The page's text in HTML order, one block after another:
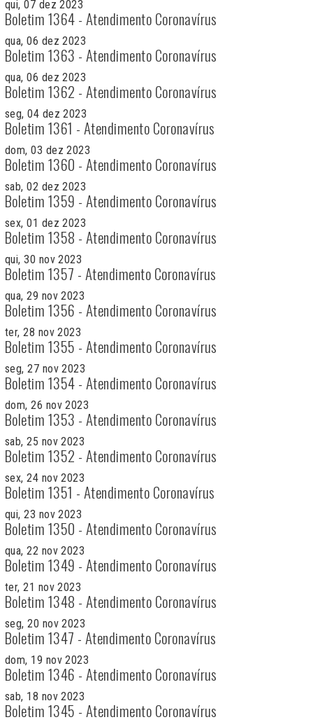
qui, 07 dez 2023
Boletim 1364 - Atendimento Coronavírus
qua, 06 dez 2023
Boletim 1363 - Atendimento Coronavírus
qua, 06 dez 2023
Boletim 1362 - Atendimento Coronavírus
seg, 04 dez 2023
Boletim 1361 - Atendimento Coronavírus
dom, 03 dez 2023
Boletim 1360 - Atendimento Coronavírus
sab, 02 dez 2023
Boletim 1359 - Atendimento Coronavírus
sex, 01 dez 2023
Boletim 1358 - Atendimento Coronavírus
qui, 30 nov 2023
Boletim 1357 - Atendimento Coronavírus
qua, 29 nov 2023
Boletim 1356 - Atendimento Coronavírus
ter, 28 nov 2023
Boletim 1355 - Atendimento Coronavírus
seg, 27 nov 2023
Boletim 1354 - Atendimento Coronavírus
dom, 26 nov 2023
Boletim 1353 - Atendimento Coronavírus
sab, 25 nov 2023
Boletim 1352 - Atendimento Coronavírus
sex, 24 nov 2023
Boletim 1351 - Atendimento Coronavírus
qui, 23 nov 2023
Boletim 1350 - Atendimento Coronavírus
qua, 22 nov 2023
Boletim 1349 - Atendimento Coronavírus
ter, 21 nov 2023
Boletim 1348 - Atendimento Coronavírus
seg, 20 nov 2023
Boletim 1347 - Atendimento Coronavírus
dom, 19 nov 2023
Boletim 1346 - Atendimento Coronavírus
sab, 18 nov 2023
Boletim 1345 - Atendimento Coronavírus